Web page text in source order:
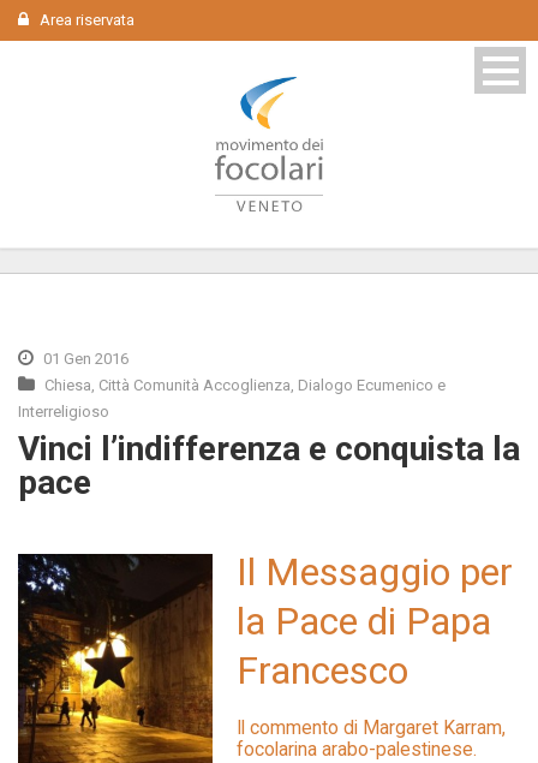
Area riservata
01 Gen 2016
Chiesa, Città Comunità Accoglienza, Dialogo Ecumenico e
Interreligioso
Vinci l’indifferenza e conquista la
pace
Il Messaggio per
la Pace di Papa
Francesco
Il commento di Margaret Karram,
focolarina arabo-palestinese.